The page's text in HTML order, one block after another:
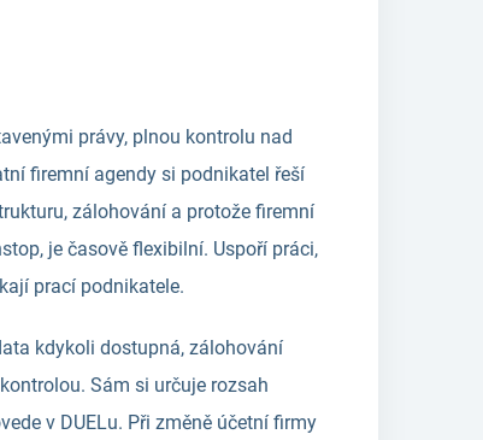
právy, plnou kontrolu nad
firemní agendy si podnikatel řeší
zálohování a protože firemní
je časově flexibilní. Uspoří práci,
prací podnikatele.
kdykoli dostupná, zálohování
Sám si určuje rozsah
v DUELu. Při změně účetní firmy